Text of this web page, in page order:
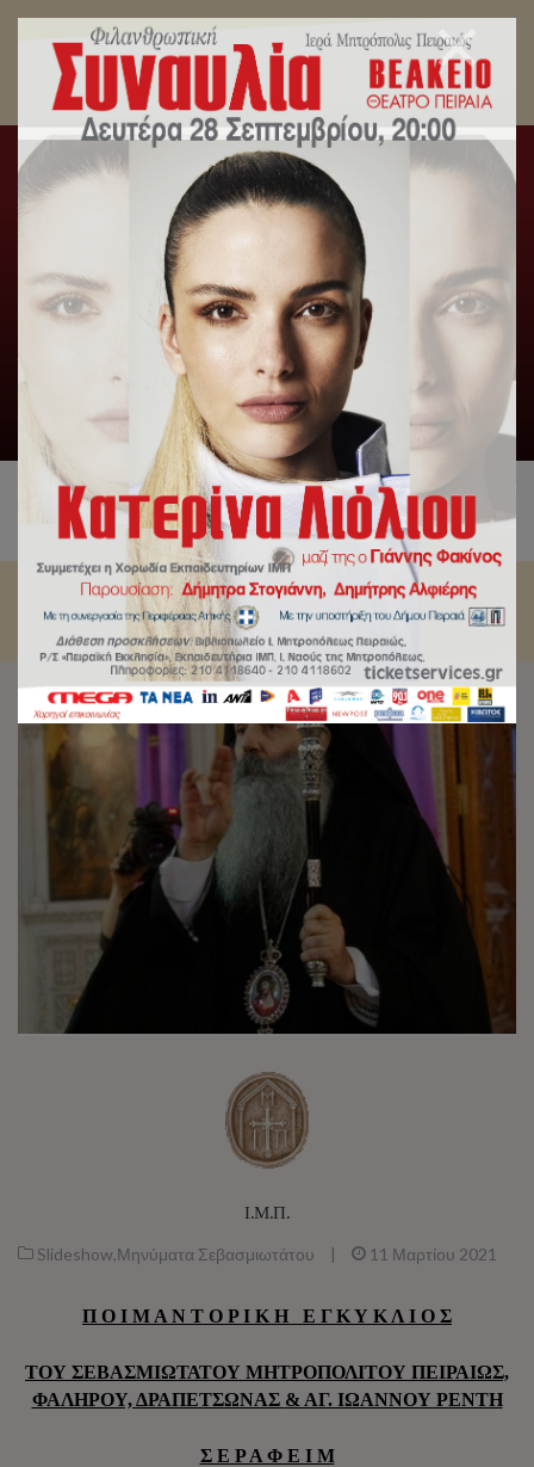
Ποιμαντορική Εγκύκλιος Σεβ. Μητρ. Πειραιώς
κ.Σεραφείμ για την Αγία και Μεγάλη
Τεσσαρακοστή 2021.
Αρχική Slideshow,Μηνύματα Σεβασμιωτάτου
Ποιμαντορική Εγκύκλιος Σεβ. Μητρ. Πειραιώς κ.Σεραφείμ για
την Αγία και Μεγάλη Τεσσαρακοστή 2021.
Ι.Μ.Π.
Slideshow,Μηνύματα Σεβασμιωτάτου | 11 Μαρτίου 2021
Π Ο Ι Μ Α Ν Τ Ο Ρ Ι Κ Η Ε Γ Κ Υ Κ Λ Ι Ο Σ
ΤΟΥ ΣΕΒΑΣΜΙΩΤΑΤΟΥ ΜΗΤΡΟΠΟΛΙΤΟΥ ΠΕΙΡΑΙΩΣ,
ΦΑΛΗΡΟΥ, ΔΡΑΠΕΤΣΩΝΑΣ & ΑΓ. ΙΩΑΝΝΟΥ ΡΕΝΤΗ
Σ Ε Ρ Α Φ Ε Ι Μ